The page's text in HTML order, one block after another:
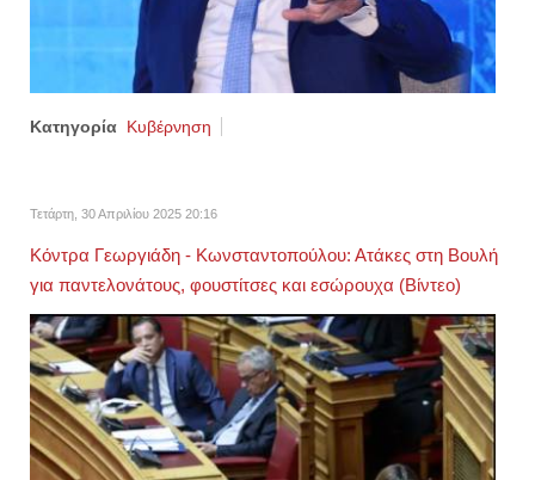
Κατηγορία Κυβέρνηση
Τετάρτη, 30 Απριλίου 2025 20:16
Kόντρα Γεωργιάδη - Κωνσταντοπούλου: Ατάκες στη Βουλή
για παντελονάτους, φουστίτσες και εσώρουχα (Βίντεο)